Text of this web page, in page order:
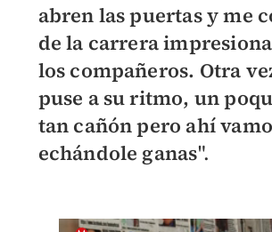
abren las puertas y me
de la carrera
los compañeros. Otra
puse a su ritmo, un
tan cañón pero ahí
echándole ganas".